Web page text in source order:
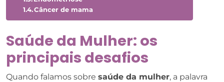
Câncer de mama
Saúde da Mulher: os
principais desafios
Quando falamos sobre saúde da mulher, a palavra